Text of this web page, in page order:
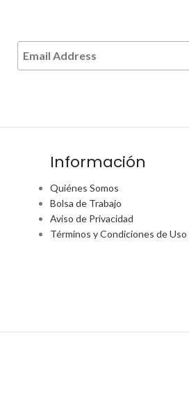
Información
Quiénes Somos
Bolsa de Trabajo
Aviso de Privacidad
Términos y Condiciones de Uso